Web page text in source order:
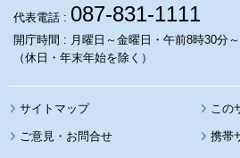
代表電話 : 087-831-1111
開庁時間 : 月曜日～金曜日・午前8時30分
（休日・年末年始を除く）
サイトマップ この
携帯